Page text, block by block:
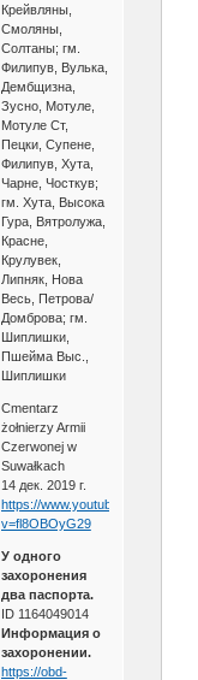
Крейвляны,
Смоляны,
Солтаны; гм.
Филипув, Вулька,
Дембщизна,
Зусно, Мотуле,
Мотуле Ст,
Пецки, Супене,
Филипув, Хута,
Чарне, Чосткув;
гм. Хута, Высока
Гура, Вятролужа,
Красне,
Крулувек,
Липняк, Нова
Весь, Петрова/
Домброва; гм.
Шиплишки,
Пшейма Выс.,
Шиплишки
Cmentarz
żołnierzy Armii
Czerwonej w
Suwałkach
14 дек. 2019 г.
https://www.youtube.com/watch?
v=fl8OBOyG29
У одного
захоронения
два паспорта.
ID 1164049014
Информация о
захоронении.
https://obd-